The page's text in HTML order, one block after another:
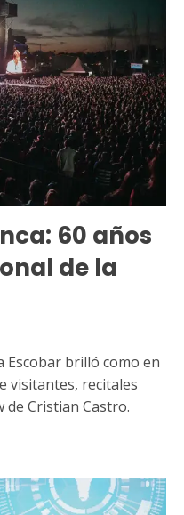
60 años
de la
Escobar brilló como en
visitantes, recitales
de Cristian Castro.